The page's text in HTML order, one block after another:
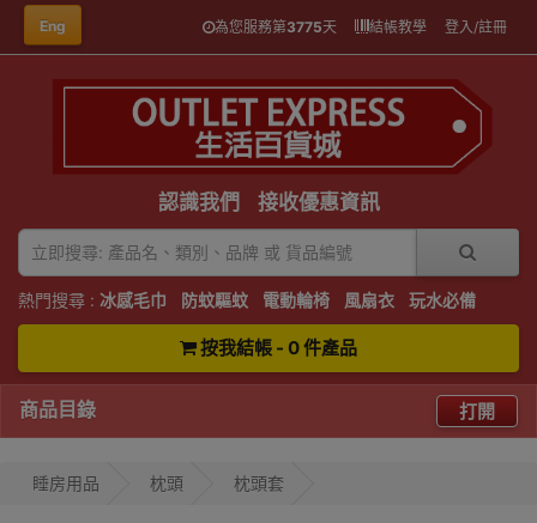
Eng 為您服務第3775天 結帳教學 登入/註冊
認識我們 接收優惠資訊
熱門搜尋 : 冰感毛巾 防蚊驅蚊 電動輪椅 風扇衣 玩水必備
按我結帳 - 0 件產品
商品目錄 打開
睡房用品 枕頭 枕頭套